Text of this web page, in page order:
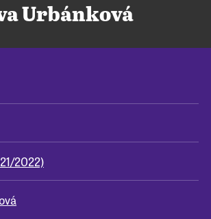
Urbánková
2022)